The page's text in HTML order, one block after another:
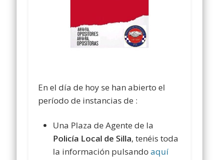
En el día de hoy se han abierto el
período de instancias de :
Una Plaza de Agente de la
Policía Local de Silla, tenéis toda
la información pulsandoaquí